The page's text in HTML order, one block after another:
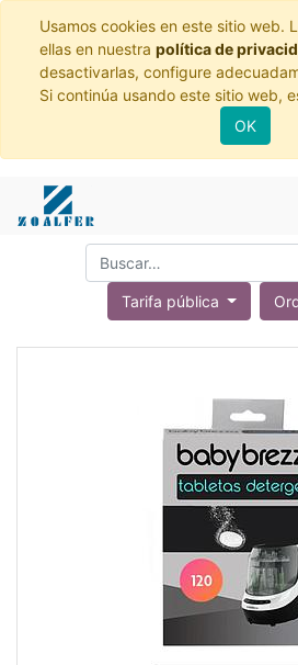
Usamos cookies en este sitio web.
ellas en nuestra política de
desactivarlas, configure
Si continúa usando este sitio web,
OK
Tarifa pública